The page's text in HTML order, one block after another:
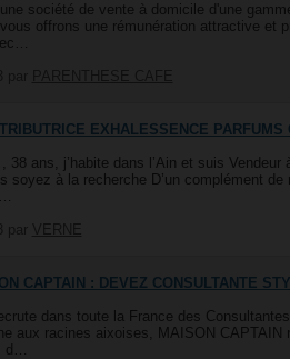
société de vente à domicile d'une
offrons une rémunération attractive et
EXHALESSENCE PARFUMS
, 38 ans, j’habite dans l’Ain et suis
soyez à la recherche D’un complément
CAPTAIN : DEVEZ CONSULTANTE
dans toute la France des
aux racines aixoises, MAISON
d…